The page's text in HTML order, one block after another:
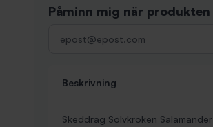
Påminn mig när
Beskrivning
Skeddrag Sölvkroken